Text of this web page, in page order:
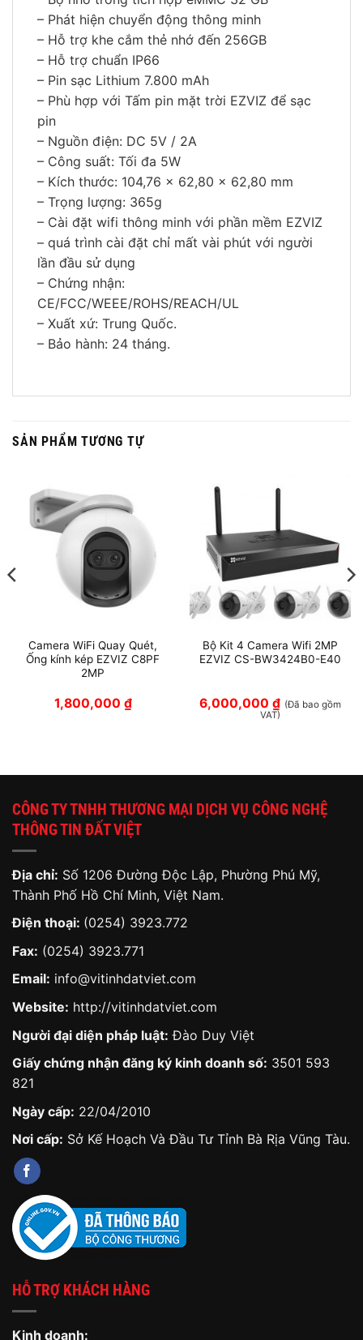
– Phát hiện chuyển động thông minh
– Hỗ trợ khe cắm thẻ nhớ đến 256GB
– Hỗ trợ chuẩn IP66
– Pin sạc Lithium 7.800 mAh
– Phù hợp với Tấm pin mặt trời EZVIZ để sạc
pin
– Nguồn điện: DC 5V / 2A
– Công suất: Tối đa 5W
– Kích thước: 104,76 × 62,80 × 62,80 mm
– Trọng lượng: 365g
– Cài đặt wifi thông minh với phần mềm EZVIZ
– quá trình cài đặt chỉ mất vài phút với người
lần đầu sử dụng
– Chứng nhận:
CE/FCC/WEEE/ROHS/REACH/UL
– Xuất xứ: Trung Quốc.
– Bảo hành: 24 tháng.
SẢN PHẨM TƯƠNG TỰ
Camera WiFi Quay Quét,
Ống kính kép EZVIZ C8PF
2MP
1,800,000 ₫
Bộ Kit 4 Camera Wifi 2MP
EZVIZ CS-BW3424B0-E40
6,000,000 ₫ (Đã bao gồm
VAT)
CÔNG TY TNHH THƯƠNG MẠI DỊCH VỤ CÔNG NGHỆ
THÔNG TIN ĐẤT VIỆT
Địa chỉ: Số 1206 Đường Độc Lập, Phường Phú Mỹ,
Thành Phố Hồ Chí Minh, Việt Nam.
Điện thoại: (0254) 3923.772
Fax: (0254) 3923.771
Email: info@vitinhdatviet.com
Website: http://vitinhdatviet.com
Người đại diện pháp luật: Đào Duy Việt
Giấy chứng nhận đăng ký kinh doanh số: 3501 593
821
Ngày cấp: 22/04/2010
Nơi cấp: Sở Kế Hoạch Và Đầu Tư Tỉnh Bà Rịa Vũng Tàu.
HỖ TRỢ KHÁCH HÀNG
Kinh doanh: